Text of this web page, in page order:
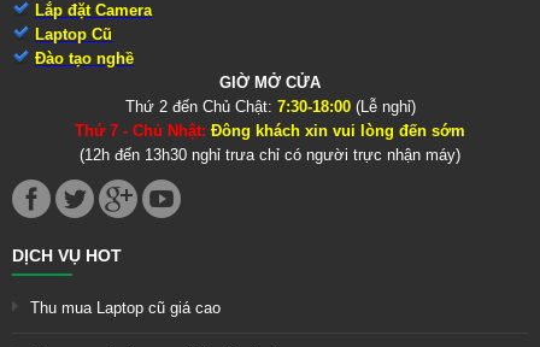
Lắp đặt Camera
Laptop Cũ
Đào tạo nghề
GIỜ MỞ CỬA
Thứ 2 đến Chủ Chật: 7:30-18:00(Lễ nghỉ)
Thứ 7 - Chủ Nhật: Đông khách xin vui lòng đến sớm
(12h đến 13h30 nghỉ trưa chỉ có người trực nhận máy)
DỊCH VỤ HOT
Thu mua Laptop cũ giá cao